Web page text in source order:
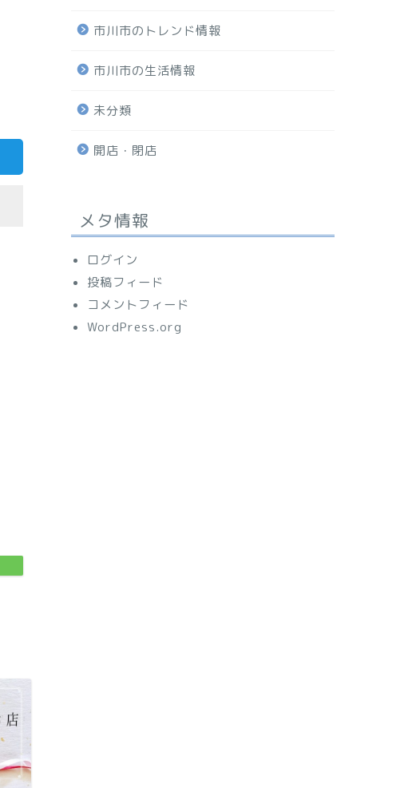
市川市のトレンド情報
市川市の生活情報
未分類
開店・閉店
メタ情報
ログイン
投稿フィード
コメントフィード
WordPress.org